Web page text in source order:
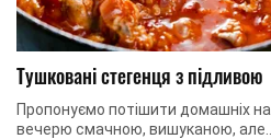
Тушковані стегенця з підливою
Пропонуємо потішити домашніх на
вечерю смачною, вишуканою, але